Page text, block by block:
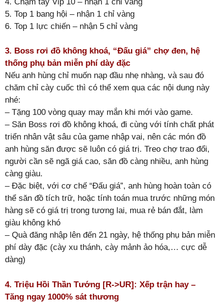
5. Top 1 bang hội – nhận 1 chỉ vàng
6. Top 1 lực chiến – nhận 5 chỉ vàng
3. Boss rơi đồ không khoá, “Đấu giá” chợ đen, hệ
thống phụ bản miễn phí dày đặc
Nếu anh hùng chỉ muốn nạp đầu nhẹ nhàng, và sau đó
chăm chỉ cày cuốc thì có thể xem qua các nội dung này
nhé:
– Tặng 100 vòng quay may mắn khi mới vào game.
– Săn Boss rơi đồ không khoá, đi cùng với tính chất phát
triển nhân vật sâu của game nhập vai, nên các món đồ
anh hùng săn được sẽ luôn có giá trị. Treo chợ trao đổi,
người cần sẽ ngã giá cao, săn đồ càng nhiều, anh hùng
càng giàu.
– Đặc biệt, với cơ chế “Đấu giá”, anh hùng hoàn toàn có
thể săn đồ tích trữ, hoặc tính toán mua trước những món
hàng sẽ có giá trị trong tương lai, mua rẻ bán đắt, làm
giàu không khó
– Quà đăng nhập lên đến 21 ngày, hệ thống phụ bản miễn
phí dày đặc (cày xu thánh, cày mảnh ảo hóa,… cực dễ
dàng)
4. Triệu Hồi Thần Tướng [R->UR]: Xếp trận hay –
Tăng ngay 1000% sát thương